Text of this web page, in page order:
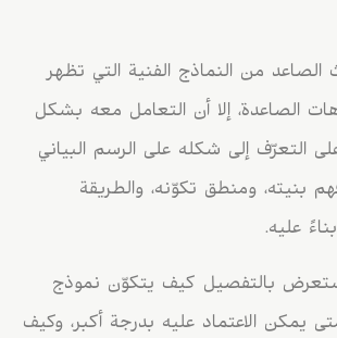
من النماذج الفنية التي تظهر
الصاعدة، إلا أن التعامل معه بشكل
التعرّف إلى شكله على الرسم البياني
بنيته، ومنطق تكوّنه، والطريقة
عليه.
بالتفصيل كيف يتكوّن نموذج
يمكن الاعتماد عليه بدرجة أكبر، وكيف